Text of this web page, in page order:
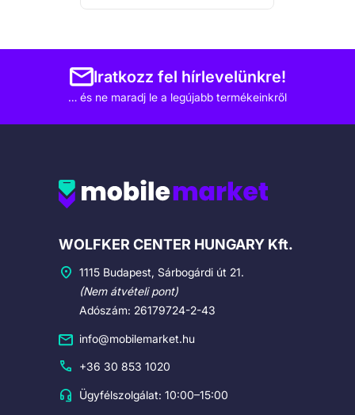
Iratkozz fel hírlevelünkre!
… és ne maradj le a legújabb termékeinkről
Cégadatok
WOLFKER CENTER HUNGARY Kft.
1115 Budapest, Sárbogárdi út 21.
(Nem átvételi pont)
Adószám: 26179724-2-43
info@mobilemarket.hu
+36 30 853 1020
Ügyfélszolgálat: 10:00–15:00